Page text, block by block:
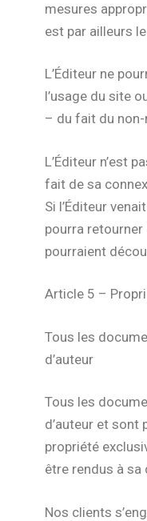
mesures
est par ailleurs
L’Éditeur ne
l’usage du site
– du fait du
L’Éditeur n’est
fait de sa
Si l’Éditeur
pourra
pourraient
Article 5 –
Tous les
d’auteur
Tous les
d’auteur et sont
propriété
être rendus à sa
Nos clients